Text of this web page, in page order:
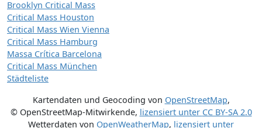
Brooklyn Critical Mass
Critical Mass Houston
Critical Mass Wien Vienna
Critical Mass Hamburg
Massa Crítica Barcelona
Critical Mass München
Städteliste
Kartendaten und Geocoding von OpenStreetMap,
© OpenStreetMap-Mitwirkende, lizensiert unter CC BY-SA 2.0
Wetterdaten von OpenWeatherMap, lizensiert unter